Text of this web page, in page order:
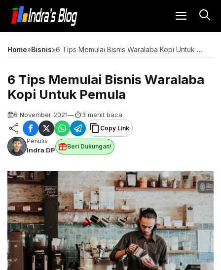
Langsung
isi
MENU
Home»Bisnis» 6 Tips Memulai Bisnis Waralaba Kopi Untuk Pemula
6 Tips Memulai Bisnis Waralaba
Kopi Untuk Pemula
6 November 2021— 3 menit baca
Copy Link
Penulis
Indra DP Beri Dukungan!